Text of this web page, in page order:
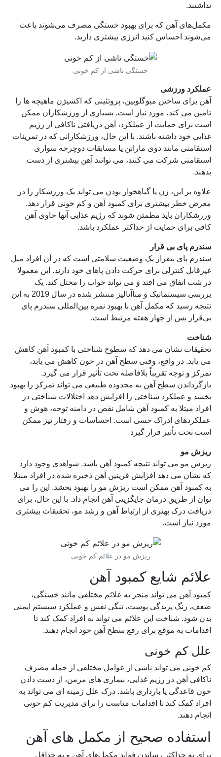
نداشتند.
مکمل‌های آهن که برای بهبود خستگی مصرف می‌شوند باعث
می‌شوند احساس کنید انرژی بیشتری دارید.
خستگی ناشی از کم خونی
عملکرد ورزشی
آهن برای ساختن میوگلوبین، پروتئینی که اکسیژن ماهیچه ها را
تامین می کند، مورد نیاز است. بسیاری از ورزشکاران ممکن
است برای حمایت از عملکرد، آهن دریافتی ناکافی از رژیم
غذایی خود داشته باشند. با این حال، ورزشکارانی که در تمرینات
استقامتی مانند دوی ماراتن یا مسابقات دوچرخه سواری
استقامتی شرکت می کنند، می توانند آهن بیشتری از دست
بدهند.
علاوه بر این، زن یا گیاهخوار بودن می تواند یک ورزشکار را در
معرض خطر بیشتری برای کمبود آهن و کم خونی قرار دهد.
ورزشکاران باید مطمئن شوند که رژیم غذایی آنها حاوی آهن
کافی برای حمایت از حداکثر عملکرد باشد.
سندرم پای بی قرار
سندرم پای بیقرار یک وضعیت سلامتی است که در آن افراد میل
غیرقابل کنترلی برای حرکت دادن پاهای خود دارند. این معمولا
در شب اتفاق می افتد و می تواند خواب را مختل کند. یک
بررسی سیستماتیک و متاآنالیز منتشر شده در سال 2019 به این
نتیجه رسید که مکمل آهن با بهبود نمره بین‌المللی سندرم پای
بی‌قرار پس از چهار هفته مرتبط است.
شناخت
تحقیقات نشان می دهد که سطوح شناختی با کمبود آهن کاهش
می یابد. در واقع، وقتی سطح آهن در خون کاهش می یابد،
تمرکز و توجه تقریباً بلافاصله تحت تأثیر قرار می گیرد.
بازگرداندن سطح آهن به محدوده طبیعی می تواند تمرکز را بهبود
بخشد و عملکرد شناختی را افزایش دهد اختلالات شناختی در
افراد مبتلا به کمبود آهن شامل نقص در دامنه توجه، هوش و
عملکردهای ادراک حسی است. احساسات و رفتار نیز ممکن
است تحت تأثیر قرار گیرد
ریزش مو
ریزش مو می تواند نتیجه کمبود آهن باشد. شواهدی وجود دارد
که نشان می دهد افزایش فریتین آهن ذخیره شده در افراد مبتلا
به کمبود آهن ممکن است ریزش مو را بهبود بخشد. این را می
توان از طریق درمان جایگزینی آهن انجام داد. با این حال، برای
دریافت درک بهتری از ارتباط آهن و رشد مو، تحقیقات بیشتری
مورد نیاز است.
ریزش مو در علائم کم خونی
علائم شایع کمبود آهن
کمبود آهن می تواند منجر به علائم مختلفی مانند خستگی،
ضعف، رنگ پریدگی پوست، تنگی نفس و عملکرد سیستم ایمنی
بدن شود. شناخت این علائم می تواند به افراد کمک کند تا
اقدامات به موقع برای رفع سطح آهن خود انجام دهند.
علل کم خونی
کم خونی می تواند ناشی از عوامل مختلفی از جمله مصرف
ناکافی آهن در رژیم غذایی، بیماری های مزمن، از دست دادن
خون قاعدگی یا بارداری باشد. درک علل زمینه ای می تواند به
افراد کمک کند تا اقدامات مناسب را برای مدیریت کم خونی
انجام دهند.
استفاده صحیح از مکمل های آهن
برای به حداکثر رساندن فواید مکمل‌های آهن و به حداقل